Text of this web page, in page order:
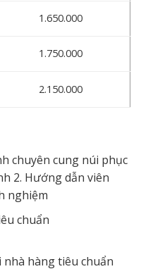
1.650.000
1.750.000
2.150.000
chuyên cung núi phục
2. Hướng dẫn viên
nghiệm
chuẩn
nhà hàng tiêu chuẩn